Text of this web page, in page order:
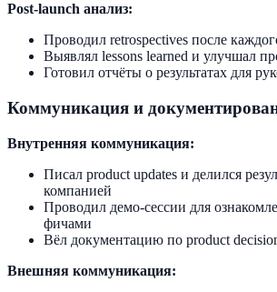
Post-launch анализ:
Проводил retrospectives после
Выявлял lessons learned и улучшал
Готовил отчёты о результатах для
Коммуникация и
Внутренняя коммуникация:
Писал product updates и делился
компанией
Проводил демо-сессии для
фичами
Вёл документацию по product
Внешняя коммуникация: